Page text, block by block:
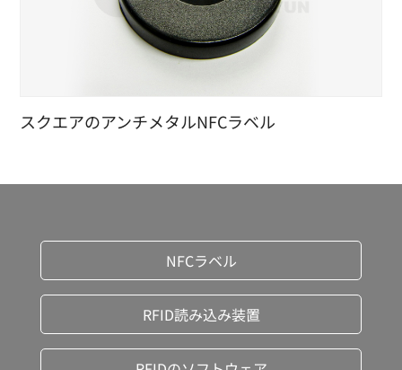
スクエアのアンチメタルNFCラベル
NFCラベル
RFID読み込み装置